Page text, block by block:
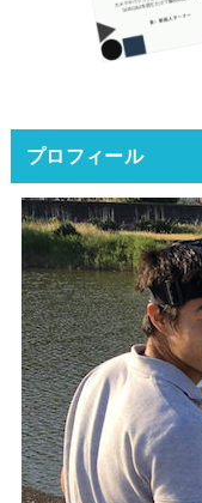
プロフィール